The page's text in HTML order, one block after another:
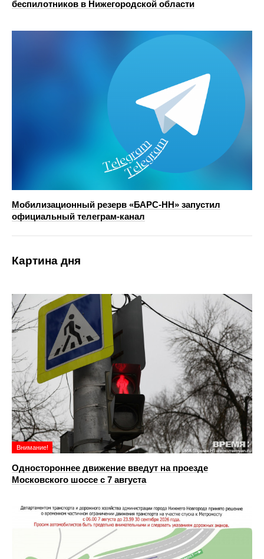
беспилотников в Нижегородской области
Мобилизационный резерв «БАРС-НН» запустил
официальный телеграм-канал
Картина дня
Внимание!
Одностороннее движение введут на проезде
Московского шоссе с 7 августа